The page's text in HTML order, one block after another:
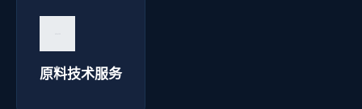
原料技术服务
询价咨询 →